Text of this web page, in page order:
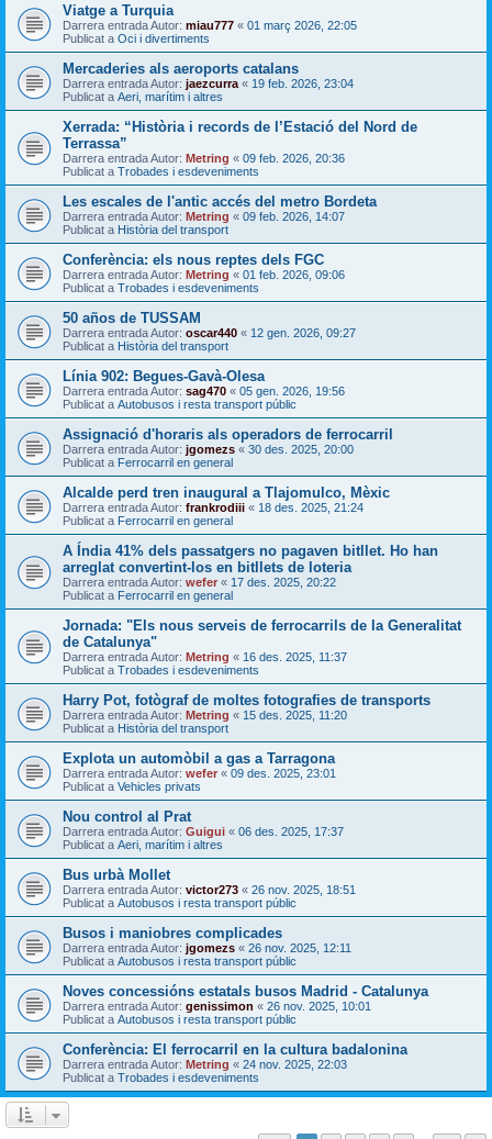
Viatge a Turquia
Darrera entrada Autor: miau777 « 01 març 2026, 22:05
Publicat a Oci i divertiments
Mercaderies als aeroports catalans
Darrera entrada Autor: jaezcurra « 19 feb. 2026, 23:04
Publicat a Aeri, marítim i altres
Xerrada: “Història i records de l’Estació del Nord de
Terrassa”
Darrera entrada Autor: Metring « 09 feb. 2026, 20:36
Publicat a Trobades i esdeveniments
Les escales de l'antic accés del metro Bordeta
Darrera entrada Autor: Metring « 09 feb. 2026, 14:07
Publicat a Història del transport
Conferència: els nous reptes dels FGC
Darrera entrada Autor: Metring « 01 feb. 2026, 09:06
Publicat a Trobades i esdeveniments
50 años de TUSSAM
Darrera entrada Autor: oscar440 « 12 gen. 2026, 09:27
Publicat a Història del transport
Línia 902: Begues-Gavà-Olesa
Darrera entrada Autor: sag470 « 05 gen. 2026, 19:56
Publicat a Autobusos i resta transport públic
Assignació d'horaris als operadors de ferrocarril
Darrera entrada Autor: jgomezs « 30 des. 2025, 20:00
Publicat a Ferrocarril en general
Alcalde perd tren inaugural a Tlajomulco, Mèxic
Darrera entrada Autor: frankrodiii « 18 des. 2025, 21:24
Publicat a Ferrocarril en general
A Índia 41% dels passatgers no pagaven bitllet. Ho han
arreglat convertint-los en bitllets de loteria
Darrera entrada Autor: wefer « 17 des. 2025, 20:22
Publicat a Ferrocarril en general
Jornada: "Els nous serveis de ferrocarrils de la Generalitat
de Catalunya"
Darrera entrada Autor: Metring « 16 des. 2025, 11:37
Publicat a Trobades i esdeveniments
Harry Pot, fotògraf de moltes fotografies de transports
Darrera entrada Autor: Metring « 15 des. 2025, 11:20
Publicat a Història del transport
Explota un automòbil a gas a Tarragona
Darrera entrada Autor: wefer « 09 des. 2025, 23:01
Publicat a Vehicles privats
Nou control al Prat
Darrera entrada Autor: Guigui « 06 des. 2025, 17:37
Publicat a Aeri, marítim i altres
Bus urbà Mollet
Darrera entrada Autor: victor273 « 26 nov. 2025, 18:51
Publicat a Autobusos i resta transport públic
Busos i maniobres complicades
Darrera entrada Autor: jgomezs « 26 nov. 2025, 12:11
Publicat a Autobusos i resta transport públic
Noves concessións estatals busos Madrid - Catalunya
Darrera entrada Autor: genissimon « 26 nov. 2025, 10:01
Publicat a Autobusos i resta transport públic
Conferència: El ferrocarril en la cultura badalonina
Darrera entrada Autor: Metring « 24 nov. 2025, 22:03
Publicat a Trobades i esdeveniments